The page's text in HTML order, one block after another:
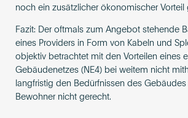
noch ein zusätzlicher ökonomischer Vorteil
Fazit: Der oftmals zum Angebot stehende
eines Providers in Form von Kabeln und
objektiv betrachtet mit den Vorteilen eines
Gebäudenetzes (NE4) bei weitem nicht
langfristig den Bedürfnissen des
Bewohner nicht gerecht.